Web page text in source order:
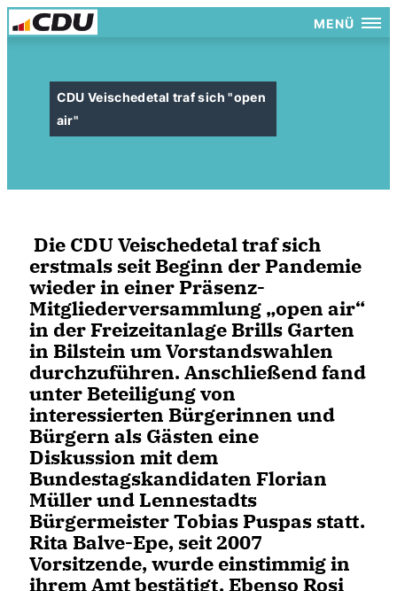
MENÜ
CDU Veischedetal traf sich "open
air"
Die CDU Veischedetal traf sich
erstmals seit Beginn der Pandemie
wieder in einer Präsenz-
Mitgliederversammlung „open air“
in der Freizeitanlage Brills Garten
in Bilstein um Vorstandswahlen
durchzuführen. Anschließend fand
unter Beteiligung von
interessierten Bürgerinnen und
Bürgern als Gästen eine
Diskussion mit dem
Bundestagskandidaten Florian
Müller und Lennestadts
Bürgermeister Tobias Puspas statt.
Rita Balve-Epe, seit 2007
Vorsitzende, wurde einstimmig in
ihrem Amt bestätigt. Ebenso Rosi